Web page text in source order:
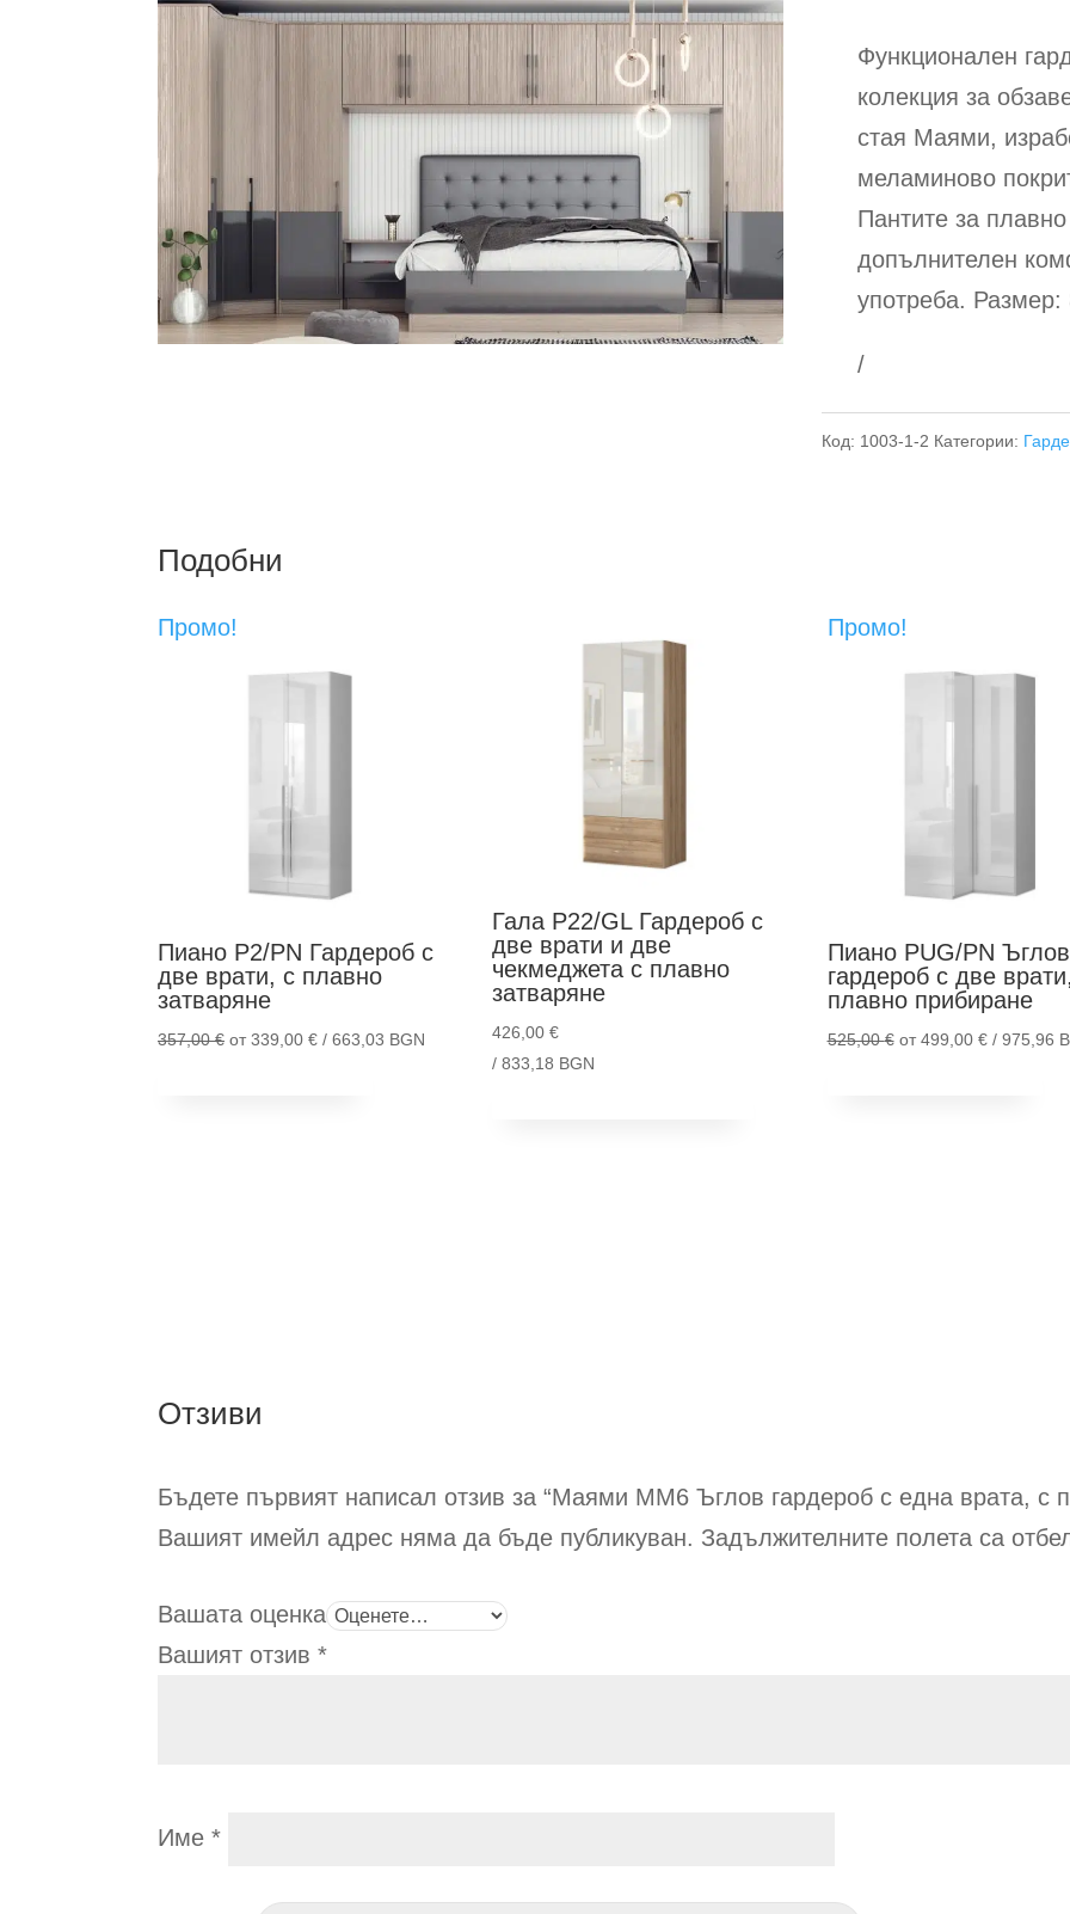
Функционален
колекция за
стая Маями,
меламиново
Пантите за
допълнителен
употреба.
/
Код: 1003-1-2 Категории:
Подобни
Промо!
Пиано P2/PN Гардероб с
две врати, с плавно
затваряне
357,00€ от Original
339,00 € / 663,03 BGN Текущата
Гала P22/GLГардероб с
две врати и две
чекмеджета с плавно
затваряне
426,00€
/ 833,18 BGN
Промо!
Пиано PUG/PN Ъглов
гардероб с две
плавно прибиране
525,00€ от Original
499,00 € / 975,96
Отзиви
Бъдете първият написал отзив за “Маями ММ6 Ъглов гардероб с една врата, с
Вашият имейл адрес няма да бъде публикуван. Задължителните полета са
Вашата оценка
Вашият отзив *
Име *